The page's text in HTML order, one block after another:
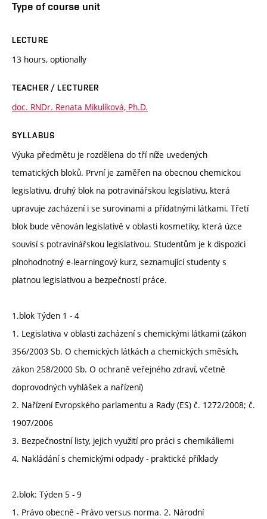
Type of course unit
LECTURE
13 hours, optionally
TEACHER / LECTURER
doc. RNDr. Renata Mikulíková, Ph.D.
SYLLABUS
Výuka předmětu je rozdělena do tří níže uvedených
tematických bloků. První je zaměřen na obecnou chemickou
legislativu, druhý blok na potravinářskou legislativu, která
upravuje zacházení i se surovinami a přídatnými látkami. Třetí
blok bude věnován legislativě v oblasti kosmetiky, která úzce
souvisí s potravinářskou legislativou. Studentům je k dispozici
plnohodnotný e-learningový kurz, seznamující studenty s
platnou legislativou a bezpečností práce.
1.blok Týden 1 - 4
1. Legislativa v oblasti zacházení s chemickými látkami (zákon
356/2003 Sb. O chemických látkách a chemických směsích,
zákon 258/2000 Sb. O ochraně veřejného zdraví, včetně
doprovodných vyhlášek a nařízení)
2. Nařízení Evropského parlamentu a Rady (ES) č. 1272/2008; č.
1907/2006
3. Bezpečnostní listy, jejich využití pro práci s chemikáliemi
4. Nakládání s chemickými odpady - praktické příklady
2.blok: Týden 5 - 9
1. Právo obecně - Právo versus norma. 2. Národní